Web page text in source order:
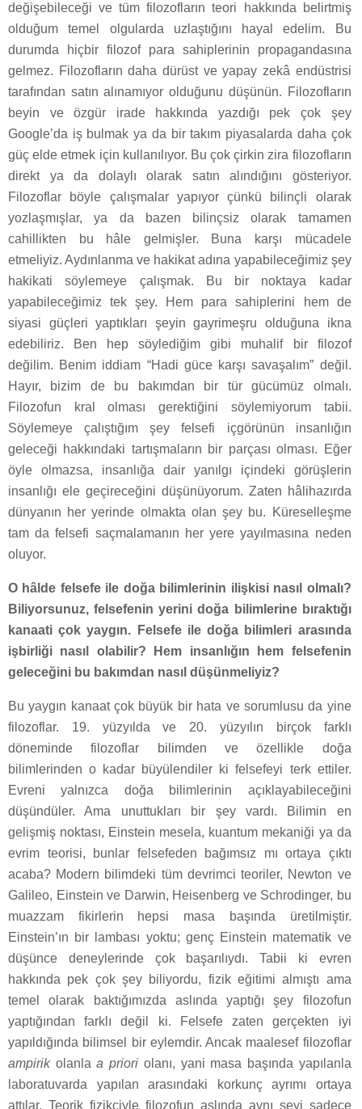
değişebileceği ve tüm filozofların teori hakkında belirtmiş
olduğum temel olgularda uzlaştığını hayal edelim. Bu
durumda hiçbir filozof para sahiplerinin propagandasına
gelmez. Filozofların daha dürüst ve yapay zekâ endüstrisi
tarafından satın alınamıyor olduğunu düşünün. Filozofların
beyin ve özgür irade hakkında yazdığı pek çok şey
Google’da iş bulmak ya da bir takım piyasalarda daha çok
güç elde etmek için kullanılıyor. Bu çok çirkin zira filozofların
direkt ya da dolaylı olarak satın alındığını gösteriyor.
Filozoflar böyle çalışmalar yapıyor çünkü bilinçli olarak
yozlaşmışlar, ya da bazen bilinçsiz olarak tamamen
cahillikten bu hâle gelmişler. Buna karşı mücadele
etmeliyiz. Aydınlanma ve hakikat adına yapabileceğimiz şey
hakikati söylemeye çalışmak. Bu bir noktaya kadar
yapabileceğimiz tek şey. Hem para sahiplerini hem de
siyasi güçleri yaptıkları şeyin gayrimeşru olduğuna ikna
edebiliriz. Ben hep söylediğim gibi muhalif bir filozof
değilim. Benim iddiam “Hadi güce karşı savaşalım” değil.
Hayır, bizim de bu bakımdan bir tür gücümüz olmalı.
Filozofun kral olması gerektiğini söylemiyorum tabii.
Söylemeye çalıştığım şey felsefi içgörünün insanlığın
geleceği hakkındaki tartışmaların bir parçası olması. Eğer
öyle olmazsa, insanlığa dair yanılgı içindeki görüşlerin
insanlığı ele geçireceğini düşünüyorum. Zaten hâlihazırda
dünyanın her yerinde olmakta olan şey bu. Küreselleşme
tam da felsefi saçmalamanın her yere yayılmasına neden
oluyor.
O hâlde felsefe ile doğa bilimlerinin ilişkisi nasıl olmalı?
Biliyorsunuz, felsefenin yerini doğa bilimlerine bıraktığı
kanaati çok yaygın. Felsefe ile doğa bilimleri arasında
işbirliği nasıl olabilir? Hem insanlığın hem felsefenin
geleceğini bu bakımdan nasıl düşünmeliyiz?
Bu yaygın kanaat çok büyük bir hata ve sorumlusu da yine
filozoflar. 19. yüzyılda ve 20. yüzyılın birçok farklı
döneminde filozoflar bilimden ve özellikle doğa
bilimlerinden o kadar büyülendiler ki felsefeyi terk ettiler.
Evreni yalnızca doğa bilimlerinin açıklayabileceğini
düşündüler. Ama unuttukları bir şey vardı. Bilimin en
gelişmiş noktası, Einstein mesela, kuantum mekaniği ya da
evrim teorisi, bunlar felsefeden bağımsız mı ortaya çıktı
acaba? Modern bilimdeki tüm devrimci teoriler, Newton ve
Galileo, Einstein ve Darwin, Heisenberg ve Schrodinger, bu
muazzam fikirlerin hepsi masa başında üretilmiştir.
Einstein’ın bir lambası yoktu; genç Einstein matematik ve
düşünce deneylerinde çok başarılıydı. Tabii ki evren
hakkında pek çok şey biliyordu, fizik eğitimi almıştı ama
temel olarak baktığımızda aslında yaptığı şey filozofun
yaptığından farklı değil ki. Felsefe zaten gerçekten iyi
yapıldığında bilimsel bir eylemdir. Ancak maalesef filozoflar
ampirikolanlaa priori olanı, yani masa başında yapılanla
laboratuvarda yapılan arasındaki korkunç ayrımı ortaya
attılar. Teorik fizikçiyle filozofun aslında aynı şeyi sadece